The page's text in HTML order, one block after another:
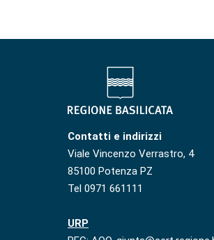
Contatti e indirizzi
Viale Vincenzo Verrastro, 4
85100 Potenza PZ
Tel 0971 661111
URP